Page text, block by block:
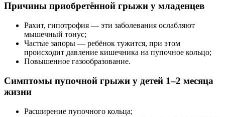
Причины приобретённой грыжи у младенцев
Рахит, гипотрофия — эти заболевания ослабляют
мышечный тонус;
Частые запоры — ребёнок тужится, при этом
происходит давление кишечника на пупочное кольцо;
Повышенное газообразование.
Симптомы пупочной грыжи у детей 1–2 месяца
жизни
Расширение пупочного кольца;